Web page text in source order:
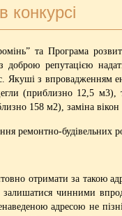
конкурсі
та Програма
доброю репутацією
з впровадженням
(приблизно 12,5 м3),
158 м2), заміна
ремонтно-будівельних
отримати за такою
чинними
адресою не